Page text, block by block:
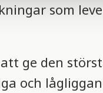
som
ge den
och